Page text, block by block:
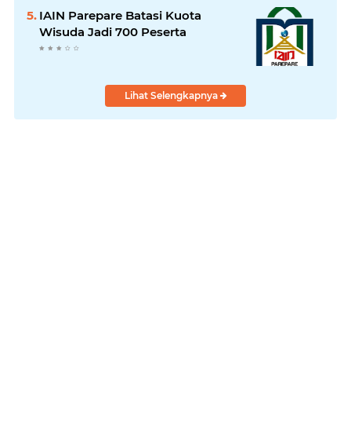
IAIN Parepare Batasi Kuota
Wisuda Jadi 700 Peserta
Lihat Selengkapnya